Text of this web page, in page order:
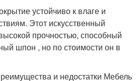
устойчиво к влаге и
Этот искусственный
прочностью, способный
шпон , но по стоимости он в
и недостатки Мебель